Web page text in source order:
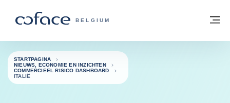
COFACE, FOR TRADE - GROEP
BELGIUM
Terug naar startpagina
STARTPAGINA
NIEUWS, ECONOMIE EN INZICHTEN
COMMERCIEEL RISICO DASHBOARD
ITALIË